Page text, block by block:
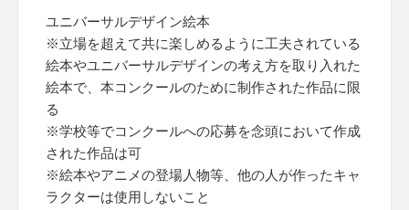
ユニバーサルデザイン絵本
※立場を超えて共に楽しめるように工夫されている
絵本やユニバーサルデザインの考え方を取り入れた
絵本で、本コンクールのために制作された作品に限
る
※学校等でコンクールへの応募を念頭において作成
された作品は可
※絵本やアニメの登場人物等、他の人が作ったキャ
ラクターは使用しないこと